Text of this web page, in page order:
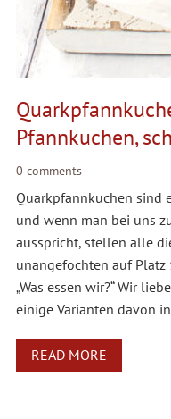
Pfannkuchen,
0 comments
Quarkpfannkuchen sind
und wenn man bei uns
ausspricht, stellen alle
unangefochten auf
„Was essen wir?“ Wir
einige Varianten davon
READ MORE